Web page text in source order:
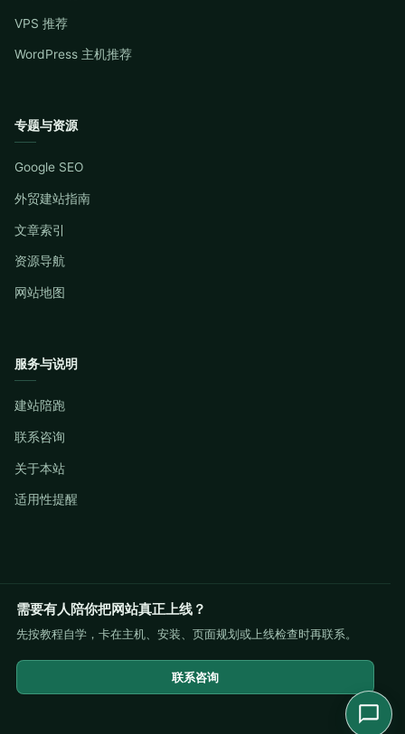
VPS 推荐
WordPress 主机推荐
专题与资源
Google SEO
外贸建站指南
文章索引
资源导航
网站地图
服务与说明
建站陪跑
联系咨询
关于本站
适用性提醒
需要有人陪你把网站真正上线？
先按教程自学，卡在主机、安装、页面规划或上线检查时再联系。
联系咨询